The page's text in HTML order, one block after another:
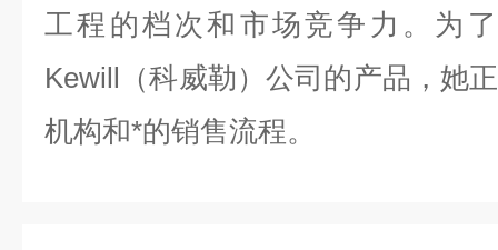
工程的档次和市场竞争力。为
Kewill（科威勒）公司的产品，她
机构和*的销售流程。